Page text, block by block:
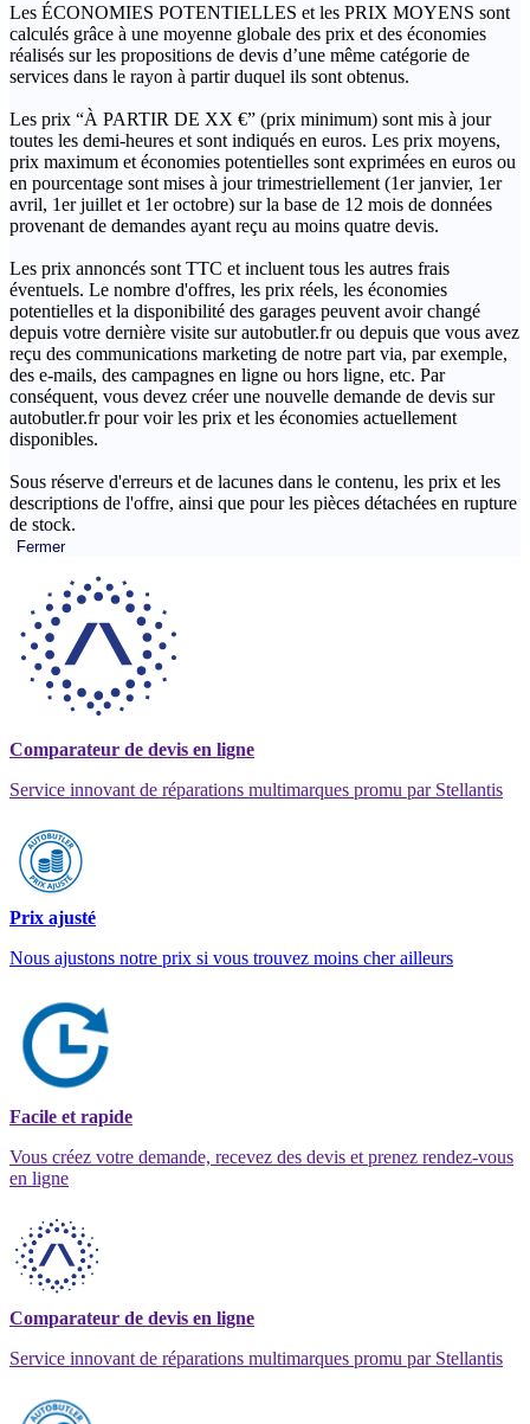
Les ÉCONOMIES POTENTIELLES et les PRIX MOYENS sont
calculés grâce à une moyenne globale des prix et des économies
réalisés sur les propositions de devis d’une même catégorie de
services dans le rayon à partir duquel ils sont obtenus.
Les prix “À PARTIR DE XX €” (prix minimum) sont mis à jour
toutes les demi-heures et sont indiqués en euros. Les prix moyens,
prix maximum et économies potentielles sont exprimées en euros ou
en pourcentage sont mises à jour trimestriellement (1er janvier, 1er
avril, 1er juillet et 1er octobre) sur la base de 12 mois de données
provenant de demandes ayant reçu au moins quatre devis.
Les prix annoncés sont TTC et incluent tous les autres frais
éventuels. Le nombre d'offres, les prix réels, les économies
potentielles et la disponibilité des garages peuvent avoir changé
depuis votre dernière visite sur autobutler.fr ou depuis que vous avez
reçu des communications marketing de notre part via, par exemple,
des e-mails, des campagnes en ligne ou hors ligne, etc. Par
conséquent, vous devez créer une nouvelle demande de devis sur
autobutler.fr pour voir les prix et les économies actuellement
disponibles.
Sous réserve d'erreurs et de lacunes dans le contenu, les prix et les
descriptions de l'offre, ainsi que pour les pièces détachées en rupture
de stock.
Fermer
Comparateur de devis en ligne
Service innovant de réparations multimarques promu par Stellantis
Prix ajusté
Nous ajustons notre prix si vous trouvez moins cher ailleurs
Facile et rapide
Vous créez votre demande, recevez des devis et prenez rendez-vous
en ligne
Comparateur de devis en ligne
Service innovant de réparations multimarques promu par Stellantis